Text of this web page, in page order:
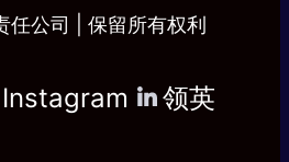
公司 | 保留所有权利
Instagram 领英